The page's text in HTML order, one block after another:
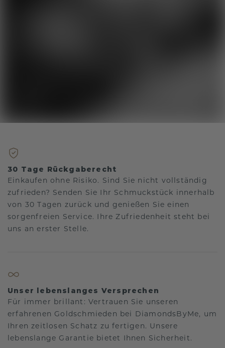
30 Tage Rückgaberecht
Einkaufen ohne Risiko. Sind Sie nicht vollständig
zufrieden? Senden Sie Ihr Schmuckstück innerhalb
von 30 Tagen zurück und genießen Sie einen
sorgenfreien Service. Ihre Zufriedenheit steht bei
uns an erster Stelle.
Unser lebenslanges Versprechen
Für immer brillant: Vertrauen Sie unseren
erfahrenen Goldschmieden bei DiamondsByMe, um
Ihren zeitlosen Schatz zu fertigen. Unsere
lebenslange Garantie bietet Ihnen Sicherheit.